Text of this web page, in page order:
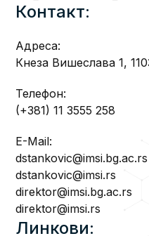
Контакт:
Адреса:
Кнеза Вишеслава 1,
Телефон:
(+381) 11 3555 258
E-Mail:
dstankovic@imsi.bg.ac.rs
dstankovic@imsi.rs
direktor@imsi.bg.ac.rs
direktor@imsi.rs
Линкови: